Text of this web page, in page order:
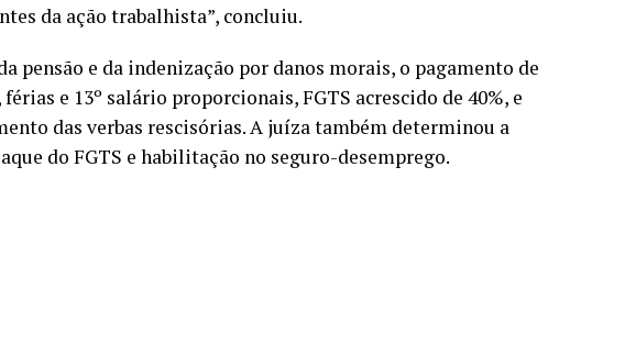
da ação trabalhista”, concluiu.
pensão e da indenização por danos morais, o pagamento de
e 13º salário proporcionais, FGTS acrescido de 40%, e
das verbas rescisórias. A juíza também determinou a
do FGTS e habilitação no seguro-desemprego.